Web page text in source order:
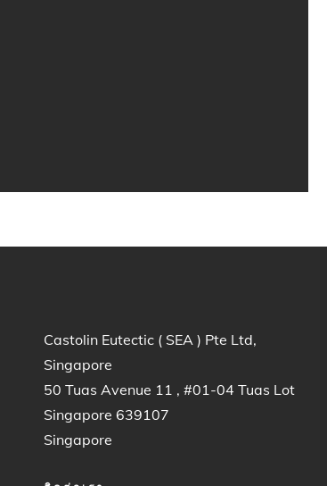
Castolin Eutectic ( SEA ) Pte Ltd,
Singapore
50 Tuas Avenue 11 , #01-04 Tuas Lot
Singapore 639107
Singapore